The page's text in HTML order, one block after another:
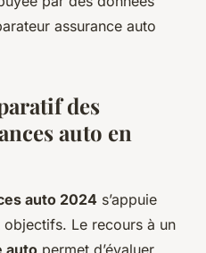
assurance auto
des
auto en
auto 2024 s’appuie
Le recours à un
auto permet d’évaluer